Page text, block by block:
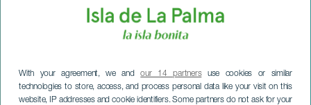
With your agreement, we andour 14 partnersuse cookies or similar
technologies to store, access, and process personal data like your visit on this
website, IP addresses and cookie identifiers. Some partners do not ask for your